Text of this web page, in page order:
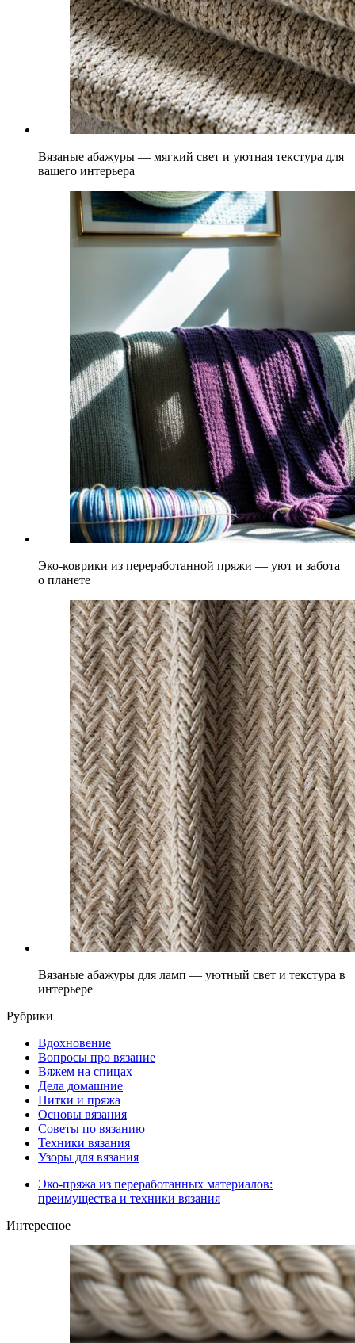
Вязаные абажуры — мягкий свет и уютная текстура для
вашего интерьера
Эко-коврики из переработанной пряжи — уют и забота
о планете
Вязаные абажуры для ламп — уютный свет и текстура в
интерьере
Рубрики
Вдохновение
Вопросы про вязание
Вяжем на спицах
Дела домашние
Нитки и пряжа
Основы вязания
Советы по вязанию
Техники вязания
Узоры для вязания
Эко-пряжа из переработанных материалов:
преимущества и техники вязания
Интересное